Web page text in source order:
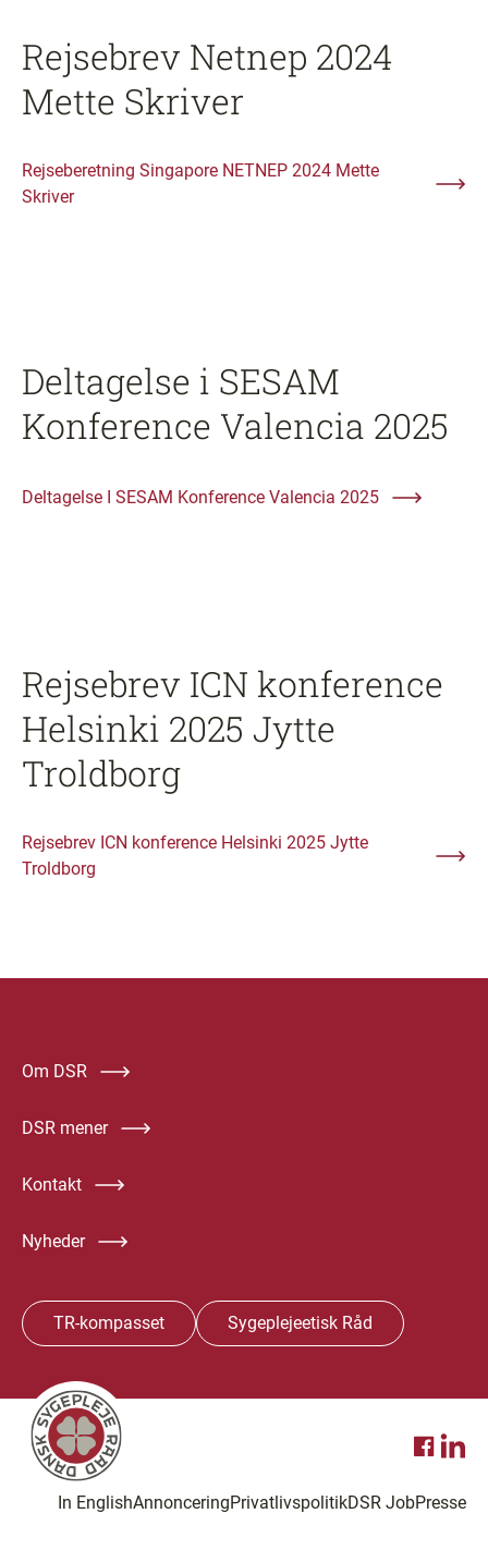
Rejsebrev Netnep 2024
Mette Skriver
Rejseberetning Singapore NETNEP 2024 Mette
Skriver
Deltagelse i SESAM
Konference Valencia 2025
Deltagelse I SESAM Konference Valencia 2025
Rejsebrev ICN konference
Helsinki 2025 Jytte
Troldborg
Rejsebrev ICN konference Helsinki 2025 Jytte
Troldborg
Om DSR
DSR mener
Kontakt
Nyheder
TR-kompasset Sygeplejeetisk Råd
In EnglishAnnonceringPrivatlivspolitikDSR JobPresse